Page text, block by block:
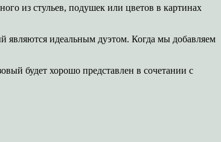
из стульев, подушек или цветов в картинах
являются идеальным дуэтом. Когда мы добавляем
будет хорошо представлен в сочетании с